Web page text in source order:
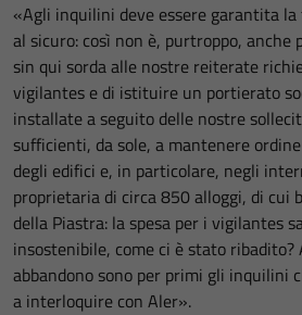
«Agli inquilini deve essere garantita
al sicuro: così non è, purtroppo, anche
sin qui sorda alle nostre reiterate
vigilantes e di istituire un portierato
installate a seguito delle nostre
sufficienti, da sole, a mantenere
degli edifici e, in particolare, negli
proprietaria di circa 850 alloggi, di cui
della Piastra: la spesa per i vigilantes
insostenibile, come ci è stato
abbandono sono per primi gli inquilini
a interloquire con Aler».